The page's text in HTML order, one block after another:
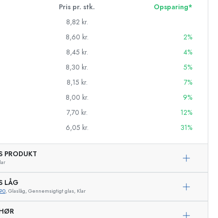
Pris pr. stk.
Opsparing*
8,82 kr.
8,60 kr.
2%
8,45 kr.
4%
8,30 kr.
5%
8,15 kr.
7%
8,00 kr.
9%
7,70 kr.
12%
6,05 kr. 31%
PRODUKT
LÅG
, Glaslåg, Gennemsigtigt glas, Klar